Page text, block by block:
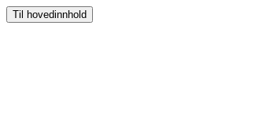
Til hovedinnhold